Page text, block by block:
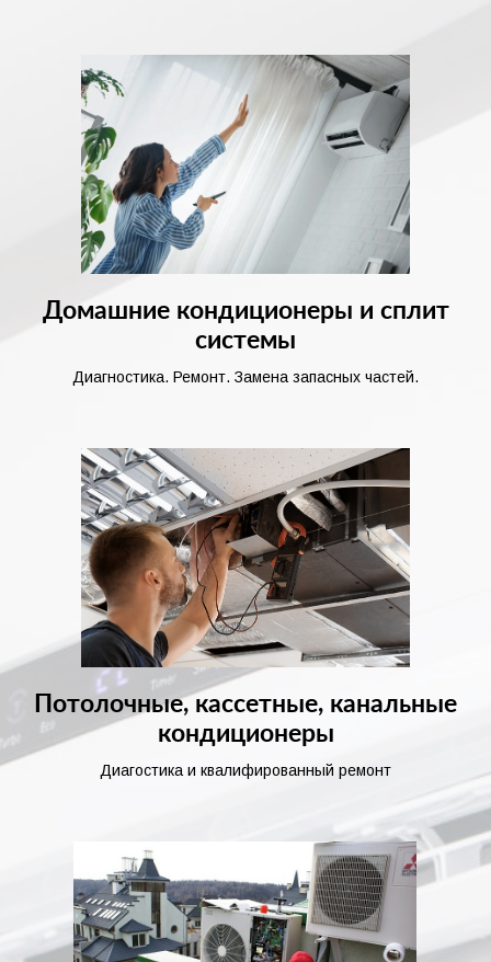
Домашние кондиционеры и сплит
системы
Диагностика. Ремонт. Замена запасных частей.
Потолочные, кассетные, канальные
кондиционеры
Диагостика и квалифированный ремонт